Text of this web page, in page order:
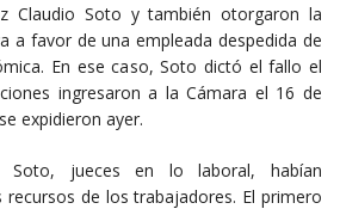
Claudio Soto y también otorgaron la
a favor de una empleada despedida de
En ese caso, Soto dictó el fallo el
ingresaron a la Cámara el 16 de
expidieron ayer.
Soto, jueces en lo laboral, habían
de los trabajadores. El primero